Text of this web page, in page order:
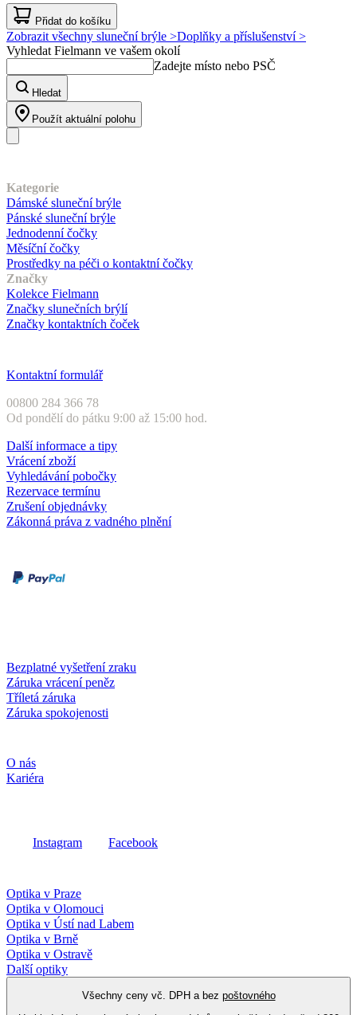
Přidat do košíku
Zobrazit všechny sluneční brýle >Doplňky a příslušenství >
Vyhledat Fielmann ve vašem okolí
Zadejte místo nebo PSČ
Hledat
Použít aktuální polohu
Kategorie
Dámské sluneční brýle
Pánské sluneční brýle
Jednodenní čočky
Měsíční čočky
Prostředky na péči o kontaktní čočky
Značky
Kolekce Fielmann
Značky slunečních brýlí
Značky kontaktních čoček
Kontaktní formulář
00800 284 366 78
Od pondělí do pátku 9:00 až 15:00 hod.
Další informace a tipy
Vrácení zboží
Vyhledávání pobočky
Rezervace termínu
Zrušení objednávky
Zákonná práva z vadného plnění
Bezplatné vyšetření zraku
Záruka vrácení peněz
Tříletá záruka
Záruka spokojenosti
O nás
Kariéra
Instagram Facebook
Optika v Praze
Optika v Olomouci
Optika v Ústí nad Labem
Optika v Brně
Optika v Ostravě
Další optiky
Všechny ceny vč. DPH a bez poštovného